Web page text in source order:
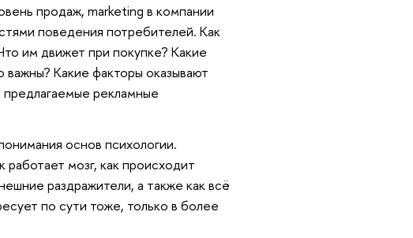
продаж, marketing в компании
поведения потребителей. Как
им движет при покупке? Какие
важны? Какие факторы оказывают
предлагаемые рекламные
основ психологии.
работает мозг, как происходит
раздражители, а также как всё
по сути тоже, только в более